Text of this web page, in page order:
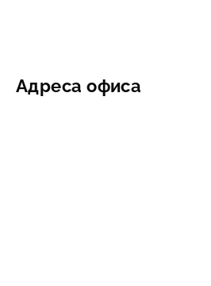
Адреса офиса